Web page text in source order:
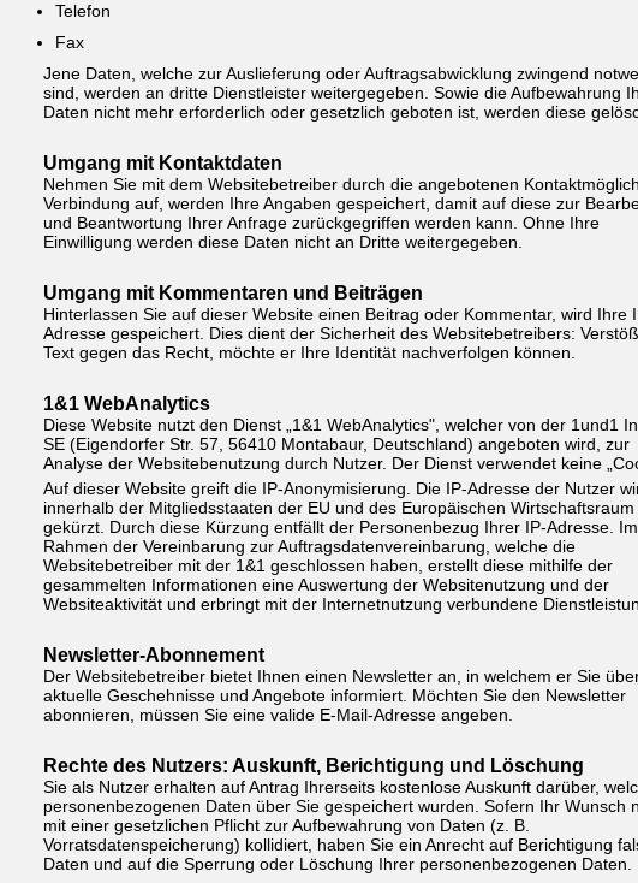
Telefon
Fax
Jene Daten, welche zur Auslieferung oder Auftragsabwicklung zwingend
sind, werden an dritte Dienstleister weitergegeben. Sowie die Aufbewahrung
Daten nicht mehr erforderlich oder gesetzlich geboten ist, werden diese
Umgang mit Kontaktdaten
Nehmen Sie mit dem Websitebetreiber durch die angebotenen
Verbindung auf, werden Ihre Angaben gespeichert, damit auf diese zur
und Beantwortung Ihrer Anfrage zurückgegriffen werden kann. Ohne Ihre
Einwilligung werden diese Daten nicht an Dritte weitergegeben.
Umgang mit Kommentaren und Beiträgen
Hinterlassen Sie auf dieser Website einen Beitrag oder Kommentar, wird Ihre
Adresse gespeichert. Dies dient der Sicherheit des Websitebetreibers:
Text gegen das Recht, möchte er Ihre Identität nachverfolgen können.
1&1 WebAnalytics
Diese Website nutzt den Dienst „1&1 WebAnalytics", welcher von der 1und1
SE (Eigendorfer Str. 57, 56410 Montabaur, Deutschland) angeboten wird, zur
Analyse der Websitebenutzung durch Nutzer. Der Dienst verwendet keine
Auf dieser Website greift die IP-Anonymisierung. Die IP-Adresse der Nutzer
innerhalb der Mitgliedsstaaten der EU und des Europäischen Wirtschaftsraum
gekürzt. Durch diese Kürzung entfällt der Personenbezug Ihrer IP-Adresse. Im
Rahmen der Vereinbarung zur Auftragsdatenvereinbarung, welche die
Websitebetreiber mit der 1&1 geschlossen haben, erstellt diese mithilfe der
gesammelten Informationen eine Auswertung der Websitenutzung und der
Websiteaktivität und erbringt mit der Internetnutzung verbundene
Newsletter-Abonnement
Der Websitebetreiber bietet Ihnen einen Newsletter an, in welchem er Sie
aktuelle Geschehnisse und Angebote informiert. Möchten Sie den Newsletter
abonnieren, müssen Sie eine valide E-Mail-Adresse angeben.
Rechte des Nutzers: Auskunft, Berichtigung und Löschung
Sie als Nutzer erhalten auf Antrag Ihrerseits kostenlose Auskunft darüber,
personenbezogenen Daten über Sie gespeichert wurden. Sofern Ihr Wunsch
mit einer gesetzlichen Pflicht zur Aufbewahrung von Daten (z. B.
Vorratsdatenspeicherung) kollidiert, haben Sie ein Anrecht auf Berichtigung
Daten und auf die Sperrung oder Löschung Ihrer personenbezogenen Daten.